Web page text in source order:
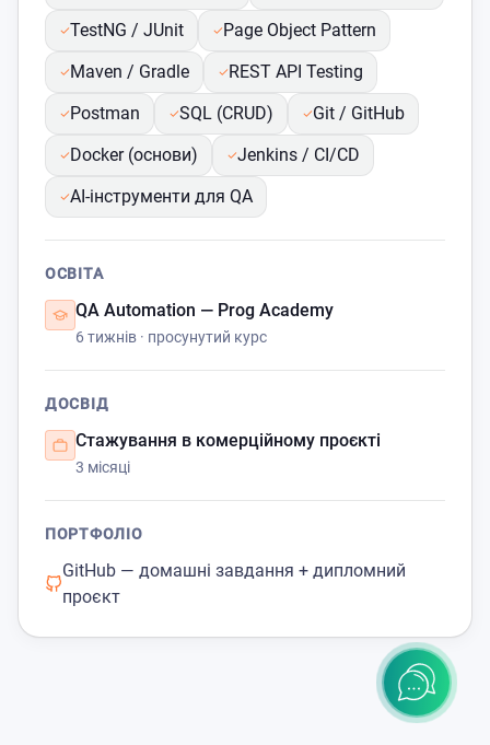
TestNG / JUnit
Page Object Pattern
Maven / Gradle
REST API Testing
Postman
SQL (CRUD)
Git / GitHub
Docker (основи)
Jenkins / CI/CD
AI-інструменти для QA
ОСВІТА
QA Automation — Prog Academy
6 тижнів · просунутий курс
ДОСВІД
Стажування в комерційному проєкті
3 місяці
ПОРТФОЛІО
GitHub — домашні завдання + дипломний
проєкт